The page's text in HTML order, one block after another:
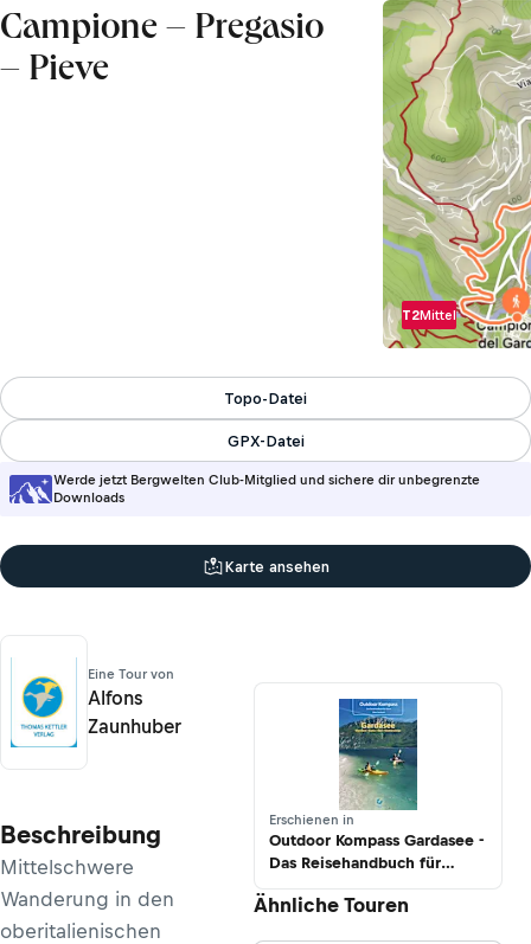
Campione – Pregasio
– Pieve
T2Mittel
Werde jetzt Bergwelten Club-Mitglied und sichere dir unbegrenzte
Downloads
Topo-Datei
GPX-Datei
Karte ansehen
Eine Tour von
Alfons
Zaunhuber
Beschreibung
Mittelschwere
Wanderung in den
oberitalienischen
Erschienen in
Outdoor Kompass Gardasee -
Das Reisehandbuch für
Aktive. Die 30 schönsten
Touren Wandern, Kanu, Rad
Ähnliche Touren